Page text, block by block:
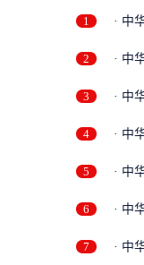
1 ·
2 ·
3 ·
4 ·
5 ·
6 ·
7 ·